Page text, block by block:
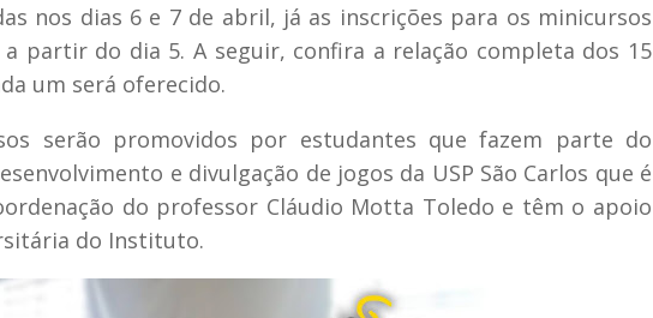
nos dias 6 e 7 de abril, já as inscrições para os minicursos
partir do dia 5. A seguir, confira a relação completa dos 15
um será oferecido.
serão promovidos por estudantes que fazem parte do
e divulgação de jogos da USP São Carlos que é
do professor Cláudio Motta Toledo e têm o apoio
do Instituto.